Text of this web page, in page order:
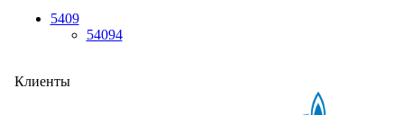
5409
54094
Клиенты